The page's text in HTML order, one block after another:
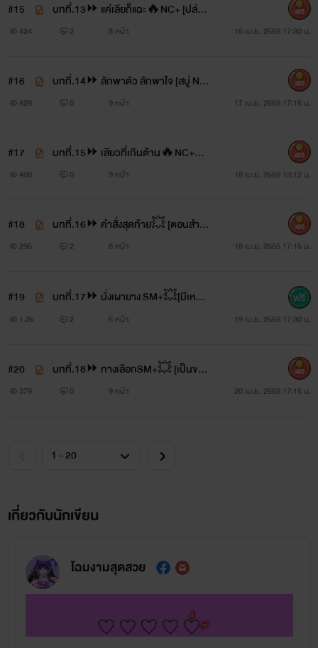
#15
บทที่.13⏩ แค่เลียก็แฉะ🔥NC+ [ปล่อย
น้ำร่านออกมาให้หมด]
424 2 8 หน้า 16 เม.ย. 2565 17:30 น.
400
#16
บทที่.14⏩ ลักพาตัว ลักพาใจ [สบู่ NC
+🔥]
428 0 9 หน้า 17 เม.ย. 2565 17:15 น.
300
#17
บทที่.15⏩ เสียวที่เกินต้าน🔥NC+🔥
แทบตาย
408 0 9 หน้า 18 เม.ย. 2565 13:12 น.
400
#18
บทที่.16⏩ คำสั่งสุดท้าย💥 [ตอนสำคั
ญ📌]
295 2 8 หน้า 18 เม.ย. 2565 17:15 น.
300
#19
บทที่.17⏩ นั่งเผายาง SM+💥[มีเหตุก
ารณ์สะเทือนขวัญ]ตอนสำคัญมาก📌
1.2k 2 6 หน้า 19 เม.ย. 2565 17:30 น.
#20
บทที่.18⏩ ทางเลือกSM+💥 [เป็นของ
ฉัน]
379 0 9 หน้า 20 เม.ย. 2565 17:15 น.
300
เกี่ยวกับนักเขียน
โฉมงามสุดสวย